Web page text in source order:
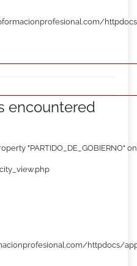
encountered
"PARTIDO_DE_GOBIERNO"
httpdocs/